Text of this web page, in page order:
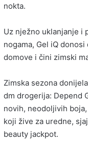
nokta.
Uz nježno uklanjanje i
nogama, Gel iQ
domove i čini zimski
Zimska sezona
dm drogerija: Depend
novih, neodoljivih
koji žive za uredne,
beauty jackpot.